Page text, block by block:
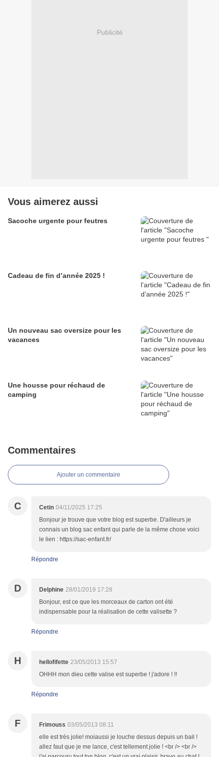
Publicité
Vous aimerez aussi
Sacoche urgente pour feutres
Cadeau de fin d’année 2025 !
Un nouveau sac oversize pour les
vacances
Une housse pour réchaud de
camping
Commentaires
Ajouter un commentaire
C Cetin 04/11/2025 17:25
Bonjour je trouve que votre blog est superbe. D'ailleurs je
connais un blog sac enfant qui parle de la même chose voici
le lien : https://sac-enfant.fr/
Répondre
D Delphine 28/01/2019 17:28
Bonjour, est ce que les morceaux de carton ont été
indispensable pour la réalisation de cette valisette ?
Répondre
H hellofifette 23/05/2013 15:57
OHHH mon dieu cette valise est superbe ! j'adore ! !!
Répondre
F Frimouss 03/05/2013 08:11
elle est très jolie! moiaussi je louche dessus depuis un bail !
allez faut que je me lance, c'est tellement jolie ! <br /> <br />